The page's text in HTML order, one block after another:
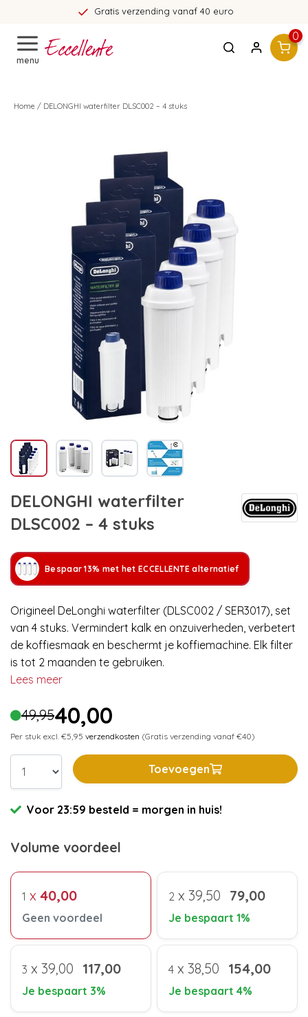
Gratis verzending vanaf 40 euro
menu
0
Home / DELONGHI waterfilter DLSC002 – 4 stuks
DELONGHI waterfilter
DLSC002 – 4 stuks
Bespaar 13% met het ECCELLENTE alternatief
Origineel DeLonghi waterfilter (DLSC002 / SER3017), set
van 4 stuks. Vermindert kalk en onzuiverheden, verbetert
de koffiesmaak en beschermt je koffiemachine. Elk filter
is tot 2 maanden te gebruiken.
Lees meer
49,9540,00
Per stuk excl. €5,95 verzendkosten (Gratis verzending vanaf €40)
Toevoegen
Voor 23:59 besteld = morgen in huis!
Volume voordeel
1 x 40,00
Geen voordeel
2 x 39,50 79,00
Je bespaart 1%
3 x 39,00 117,00
Je bespaart 3%
4 x 38,50 154,00
Je bespaart 4%